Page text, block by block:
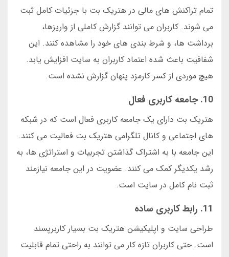
تمام تراکنش های مالی در هتریک بت با جزئیات کامل ثبت
می شوند. کاربران می توانند گزارش کاملی از واریزها،
برداشت ها، و شرط بندی های خود را مشاهده کنند. این
شفافیت باعث شده اعتماد کاربران به سایت افزایش یابد.
هیچ موردی از کسر کارمزد پنهان گزارش نشده است.
10. جامعه کاربری فعال
هتریک بت دارای یک جامعه کاربری فعال است که در شبکه
های اجتماعی و کانال تلگرامی هتریک بت فعالیت می کنند.
این جامعه با به اشتراک گذاشتن تجربیات و استراتژی ها، به
رشد یکدیگر کمک می کنند. عضویت در این جامعه نیازمند
ثبت نام کامل در سایت است.
11. رابط کاربری ساده
طراحی سایت و اپلیکیشن هتریک بت بسیار کاربرپسند
است. حتی کاربران تازه کار می توانند به راحتی تمام قابلیت